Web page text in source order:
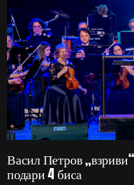
Васил Петров
подари 4 биса